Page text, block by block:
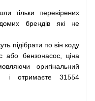
тільки
перевірених
брендів які
не
підібрати по він коду
або бензонасос,
ціна
оригінальний
і отримаєте 31554